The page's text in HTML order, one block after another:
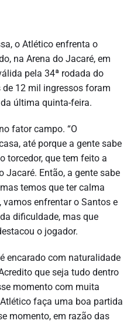
o Atlético enfrenta o
na Arena do Jacaré, em
pela 34ª rodada do
12 mil ingressos foram
última quinta-feira.
fator campo. “O
até porque a gente sabe
torcedor, que tem feito a
Jacaré. Então, a gente sabe
temos que ter calma
vamos enfrentar o Santos e
dificuldade, mas que
o jogador.
encarado com naturalidade
que seja tudo dentro
momento com muita
faça uma boa partida
momento, em razão das